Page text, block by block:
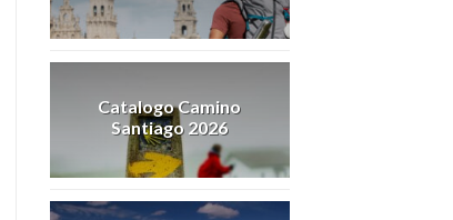
Catalogo Camino
Santiago 2026